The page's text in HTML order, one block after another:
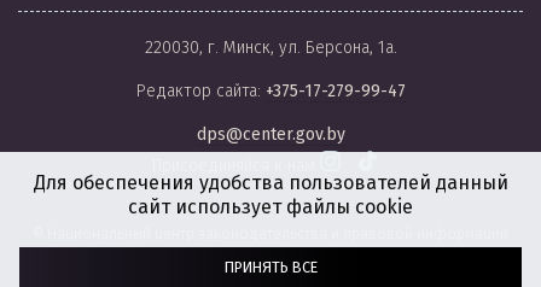
220030, г. Минск, ул. Берсона, 1а.
Редактор сайта: +375-17-279-99-47
dps@center.gov.by
Для обеспечения удобства пользователей данный
сайт использует файлы cookie
ПРИНЯТЬ ВСЕ